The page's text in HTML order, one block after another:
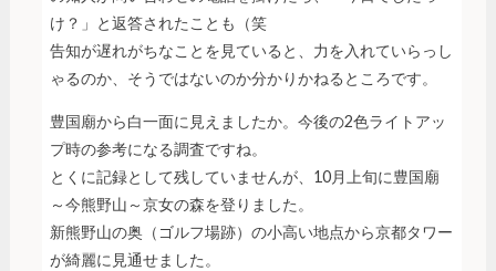
け？」と返答されたことも（笑
告知が遅れがちなことを見ていると、力を入れていらっし
ゃるのか、そうではないのか分かりかねるところです。
豊国廟から白一面に見えましたか。今後の2色ライトアッ
プ時の参考になる調査ですね。
とくに記録として残していませんが、10月上旬に豊国廟
～今熊野山～京女の森を登りました。
新熊野山の奥（ゴルフ場跡）の小高い地点から京都タワー
が綺麗に見通せました。